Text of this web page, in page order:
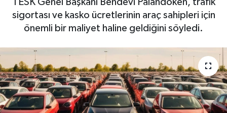
sigortası ve kasko ücretlerinin araç sahipleri için
önemli bir maliyet haline geldiğini söyledi.